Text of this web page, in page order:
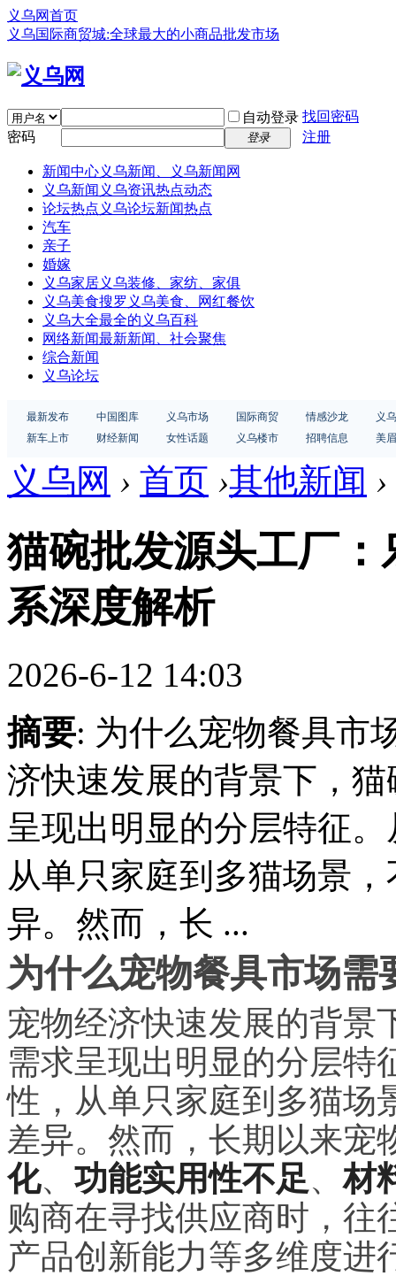
义乌网首页
义乌国际商贸城:全球最大的小商品批发市场
自动登录 找回密码
密码
登录 注册
新闻中心义乌新闻、义乌新闻网
义乌新闻 义乌资讯热点动态
论坛热点 义乌论坛新闻热点
汽车
亲子
婚嫁
义乌家居义乌装修、家纺、家俱
义乌美食搜罗义乌美食、网红餐饮
义乌大全最全的义乌百科
网络新闻最新新闻、社会聚焦
综合新闻
义乌论坛
最新发布 中国图库 义乌市场 国际商贸 情感沙龙
义
新车上市
财经新闻 女性话题 义乌楼市 招聘信息 美
义乌网 › 首页 ›其他新闻 ›
猫碗批发源头工厂
系深度解析
2026-6-12 14:03
摘要: 为什么宠物餐具市
济快速发展的背景下，
呈现出明显的分层特征
从单只家庭到多猫场景
异。然而，长 ...
为什么宠物餐具市场需
宠物经济快速发展的背景
需求呈现出明显的分层特
性，从单只家庭到多猫场
差异。然而，长期以来宠
化、 功能实用性不足、材
购商在寻找供应商时，往
产品创新能力等多维度进